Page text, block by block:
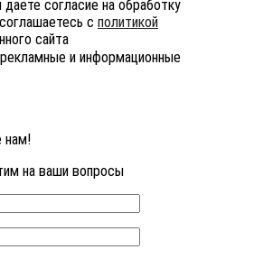
согласие на обработку
с политикой
сайта
и информационные
нам!
на ваши вопросы